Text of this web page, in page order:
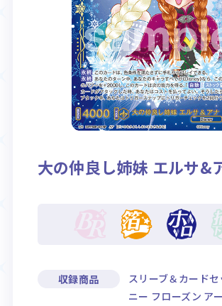
ルール/Q&A デッキレ
大の仲良し姉妹 エルサ&
収録商品
スリーブ＆カード
ニー フローズン ア